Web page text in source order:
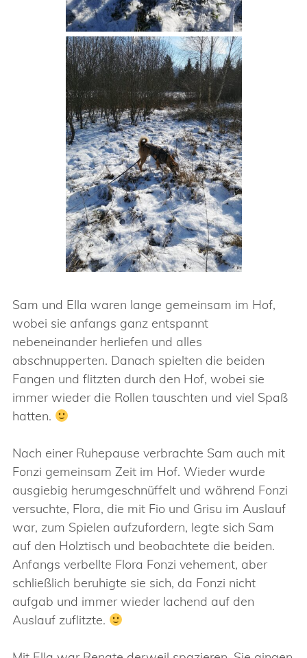
Sam und Ella waren lange gemeinsam im Hof,
wobei sie anfangs ganz entspannt
nebeneinander herliefen und alles
abschnupperten. Danach spielten die beiden
Fangen und flitzten durch den Hof, wobei sie
immer wieder die Rollen tauschten und viel Spaß
hatten.
Nach einer Ruhepause verbrachte Sam auch mit
Fonzi gemeinsam Zeit im Hof. Wieder wurde
ausgiebig herumgeschnüffelt und während Fonzi
versuchte, Flora, die mit Fio und Grisu im Auslauf
war, zum Spielen aufzufordern, legte sich Sam
auf den Holztisch und beobachtete die beiden.
Anfangs verbellte Flora Fonzi vehement, aber
schließlich beruhigte sie sich, da Fonzi nicht
aufgab und immer wieder lachend auf den
Auslauf zuflitzte.